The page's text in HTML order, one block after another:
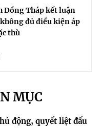
Đồng Tháp kết luận
đủ điều kiện áp
thù
MỤC
động, quyết liệt đấu